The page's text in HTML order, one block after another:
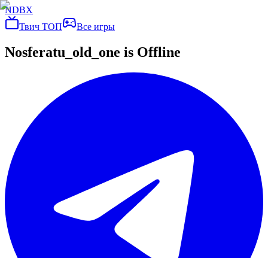
NDBX
Твич ТОП
Все игры
Nosferatu_old_one is Offline